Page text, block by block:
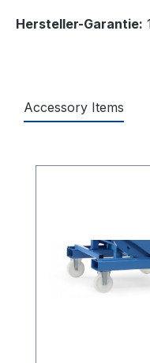
Hersteller-Garantie:
Accessory Items